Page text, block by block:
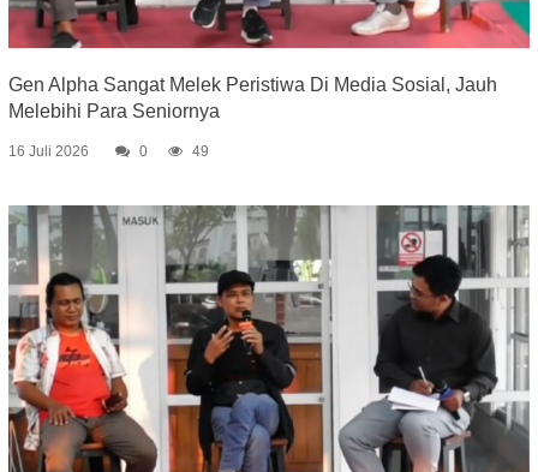
Gen Alpha Sangat Melek Peristiwa Di Media Sosial, Jauh
Melebihi Para Seniornya
16 Juli 2026 0 49